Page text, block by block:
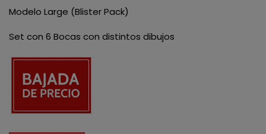
Modelo Large (Blister Pack)
Set con 6 Bocas con distintos dibujos